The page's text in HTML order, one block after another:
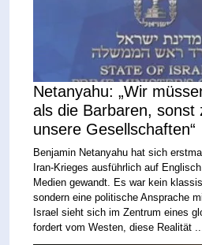
Netanyahu: „Wir
als die Barbaren, sonst
unsere Gesellschaften“
Benjamin Netanyahu hat sich
Iran-Krieges ausführlich auf
Medien gewandt. Es war kein
sondern eine politische Ansprache
Israel sieht sich im Zentrum eines
fordert vom Westen, diese Realität